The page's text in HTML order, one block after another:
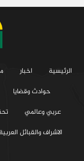
الرئيسية اخبار
حوادث وقضايا
عربي وعالمي
الاشراف والقبائل العربية